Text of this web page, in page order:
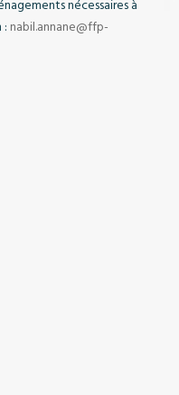
nécessaires à
: nabil.annane@ffp-